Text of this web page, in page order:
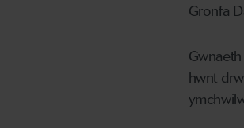
Gronfa
hwnt